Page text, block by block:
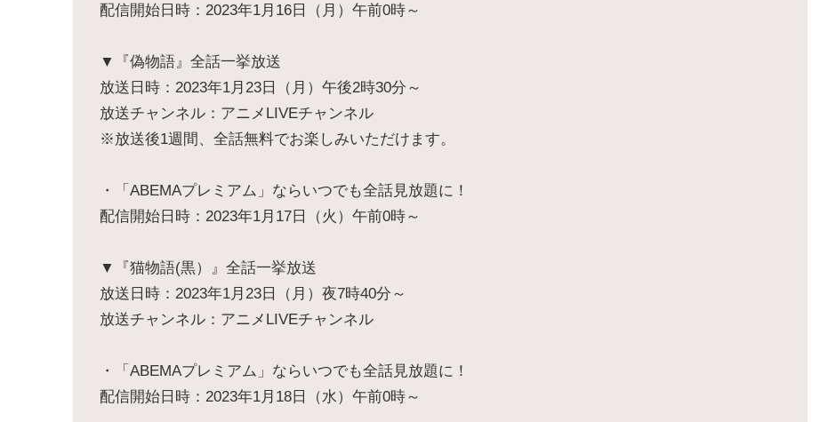
配信開始日時：2023年1月16日（月）午前0時～
▼『偽物語』全話一挙放送
放送日時：2023年1月23日（月）午後2時30分～
放送チャンネル：アニメLIVEチャンネル
※放送後1週間、全話無料でお楽しみいただけます。
・「ABEMAプレミアム」ならいつでも全話見放題に！
配信開始日時：2023年1月17日（火）午前0時～
▼『猫物語(黒）』全話一挙放送
放送日時：2023年1月23日（月）夜7時40分～
放送チャンネル：アニメLIVEチャンネル
・「ABEMAプレミアム」ならいつでも全話見放題に！
配信開始日時：2023年1月18日（水）午前0時～